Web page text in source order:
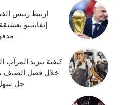
ارتبط رئيس
إنفانتينو
كيفية تبريد المرآب
خلال فصل الصيف
حل سهل